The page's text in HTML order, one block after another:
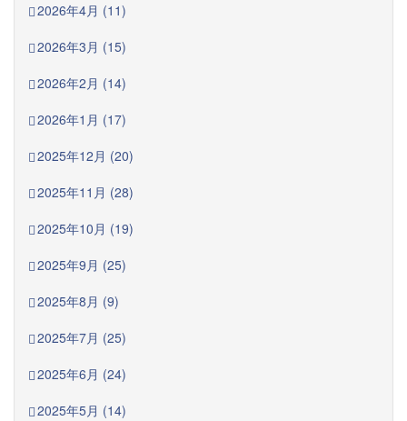
2026年4月 (11)
2026年3月 (15)
2026年2月 (14)
2026年1月 (17)
2025年12月 (20)
2025年11月 (28)
2025年10月 (19)
2025年9月 (25)
2025年8月 (9)
2025年7月 (25)
2025年6月 (24)
2025年5月 (14)